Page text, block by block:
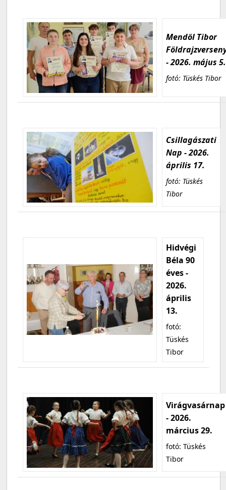
Mendöl Tibor
- 2026. május 5.
fotó: Tüskés Tibor
Csillagászati
Nap - 2026.
április 17.
fotó: Tüskés
Tibor
Hidvégi
Béla 90
éves -
2026.
április
13.
fotó:
Tüskés
Tibor
Virágvasárnap
- 2026.
március 29.
fotó: Tüskés
Tibor